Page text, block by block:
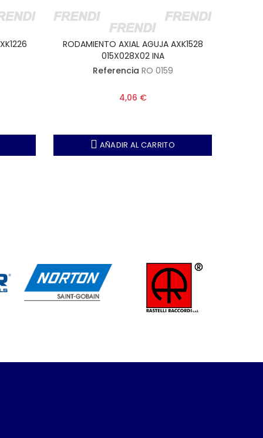
RODAMIENTO AXIAL AGUJA AXK1528
015X028X02 INA
Referencia RO 0159
4,06 €
AÑADIR AL CARRITO